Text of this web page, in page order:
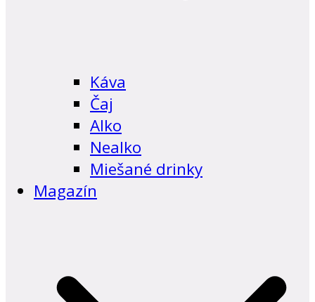
Káva
Čaj
Alko
Nealko
Miešané drinky
Magazín